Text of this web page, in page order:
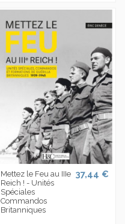
Mettez le Feu au IIIe
Reich ! - Unités
Spéciales
Commandos
Britanniques
37,44 €